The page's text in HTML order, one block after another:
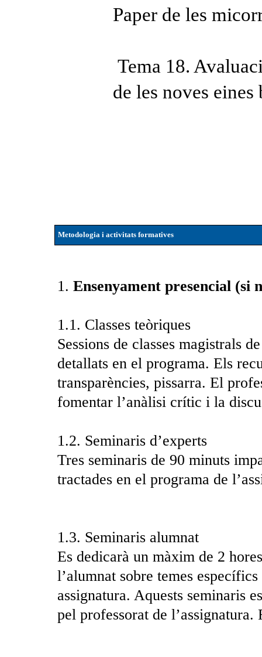
Paper de les
Tema 18.
de les noves
Metodologia i activitats formatives
1. Ensenyament presencial (si
1.1. Classes teòriques
Sessions de classes magistrals
detallats en el programa. Els
transparències, pissarra. El
fomentar l’anàlisi crític i la
1.2. Seminaris d’experts
Tres seminaris de 90 minuts
tractades en el programa de
1.3. Seminaris alumnat
Es dedicarà un màxim de 2
l’alumnat sobre temes
assignatura. Aquests seminaris
pel professorat de